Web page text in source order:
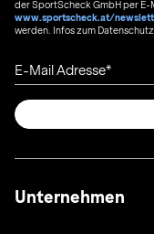
der SportScheck GmbH per E-
www.sportscheck.at/
werden. Infos zum
E-Mail Adresse
Unternehmen